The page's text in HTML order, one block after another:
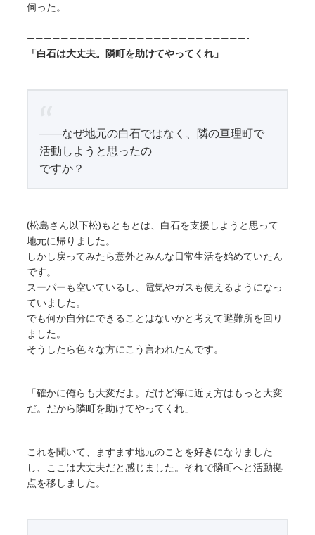
伺った。
——————————————————————————-
「白石は大丈夫。隣町を助けてやってくれ」
――なぜ地元の白石ではなく、隣の亘理町で
活動しようと思ったの
ですか？
(松島さん以下松)もともとは、白石を支援しようと思って
地元に帰りました。
しかし戻ってみたら意外とみんな日常生活を始めていたん
です。
スーパーも空いているし、電気やガスも使えるようになっ
ていました。
でも何か自分にできることはないかと考えて避難所を回り
ました。
そうしたら色々な方にこう言われたんです。
「確かに俺らも大変だよ。だけど海に近ぇ方はもっと大変
だ。だから隣町を助けてやってくれ」
これを聞いて、ますます地元のことを好きになりました
し、ここは大丈夫だと感じました。それで隣町へと活動拠
点を移しました。